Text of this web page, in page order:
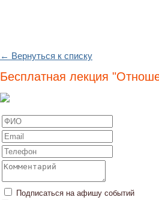
← Вернуться к списку
Бесплатная лекция
Подписаться на афишу событий